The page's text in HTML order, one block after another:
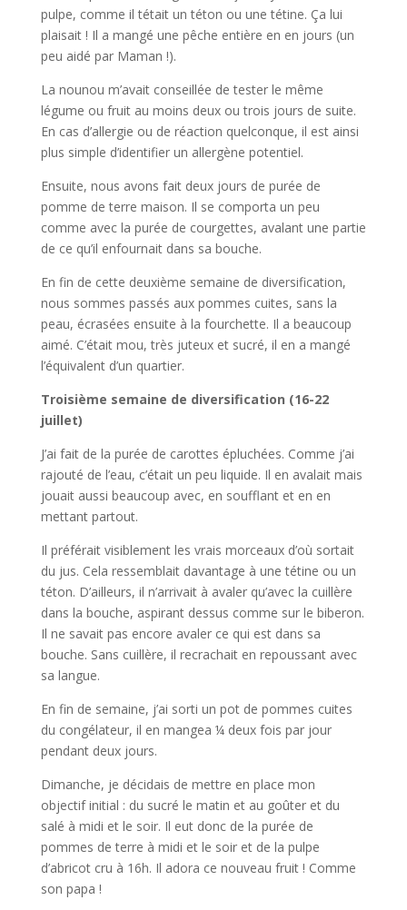
pulpe, comme il tétait un téton ou une tétine. Ça lui
plaisait ! Il a mangé une pêche entière en en jours (un
peu aidé par Maman !).
La nounou m’avait conseillée de tester le même
légume ou fruit au moins deux ou trois jours de suite.
En cas d’allergie ou de réaction quelconque, il est ainsi
plus simple d’identifier un allergène potentiel.
Ensuite, nous avons fait deux jours de purée de
pomme de terre maison. Il se comporta un peu
comme avec la purée de courgettes, avalant une partie
de ce qu’il enfournait dans sa bouche.
En fin de cette deuxième semaine de diversification,
nous sommes passés aux pommes cuites, sans la
peau, écrasées ensuite à la fourchette. Il a beaucoup
aimé. C’était mou, très juteux et sucré, il en a mangé
l’équivalent d’un quartier.
Troisième semaine de diversification (16-22
juillet)
J’ai fait de la purée de carottes épluchées. Comme j’ai
rajouté de l’eau, c’était un peu liquide. Il en avalait mais
jouait aussi beaucoup avec, en soufflant et en en
mettant partout.
Il préférait visiblement les vrais morceaux d’où sortait
du jus. Cela ressemblait davantage à une tétine ou un
téton. D’ailleurs, il n’arrivait à avaler qu’avec la cuillère
dans la bouche, aspirant dessus comme sur le biberon.
Il ne savait pas encore avaler ce qui est dans sa
bouche. Sans cuillère, il recrachait en repoussant avec
sa langue.
En fin de semaine, j’ai sorti un pot de pommes cuites
du congélateur, il en mangea ¼ deux fois par jour
pendant deux jours.
Dimanche, je décidais de mettre en place mon
objectif initial : du sucré le matin et au goûter et du
salé à midi et le soir. Il eut donc de la purée de
pommes de terre à midi et le soir et de la pulpe
d’abricot cru à 16h. Il adora ce nouveau fruit ! Comme
son papa !